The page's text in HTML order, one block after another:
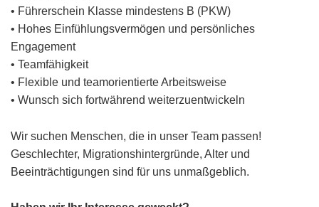
• Führerschein Klasse mindestens B (PKW)
• Hohes Einfühlungsvermögen und persönliches
Engagement
• Teamfähigkeit
• Flexible und teamorientierte Arbeitsweise
• Wunsch sich fortwährend weiterzuentwickeln
Wir suchen Menschen, die in unser Team passen!
Geschlechter, Migrationshintergründe, Alter und
Beeinträchtigungen sind für uns unmaßgeblich.